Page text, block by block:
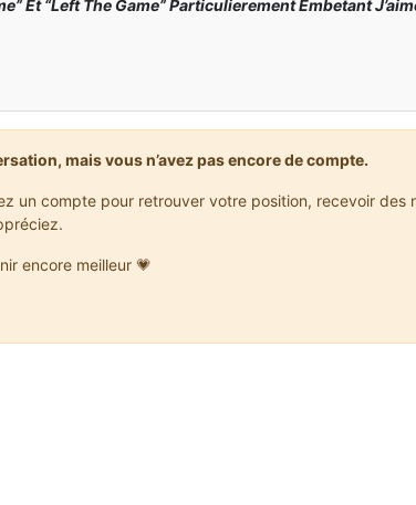
Et “Left The Game” Particulierement Embetant
mais vous n’avez pas encore de compte.
un compte pour retrouver votre position, recevoir
encore meilleur 💗